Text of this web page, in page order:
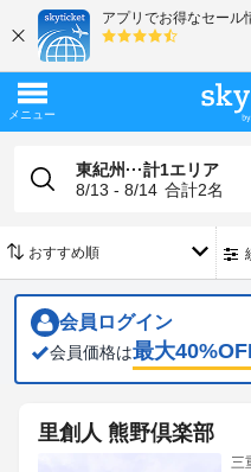
東紀州···計1エリア
8/13 - 8/14 合計2名
会員ログイン
会員価格は最大40
里創人 熊野倶楽部
三